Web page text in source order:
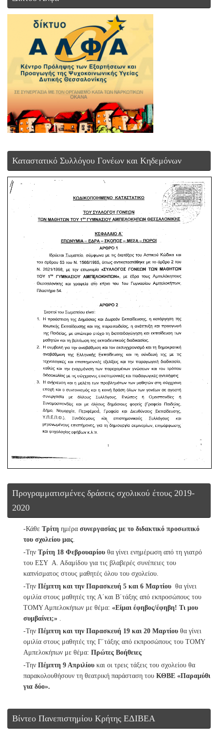
Καταστατικό Συλλόγου Γονέων και Κηδεμόνων
Προγραμματισμένες δράσεις σχολικού έτους 2019-
2020
-Κάθε Τρίτη ημέρα συνεργασίας με το διδακτικό προσωπικό
του σχολείου μας.
-Την Τρίτη 18 Φεβρουαρίου θα γίνει ενημέρωση από τη γιατρό
του ΕΣΥ Α. Αδαμίδου για τις βλαβερές συνέπειες του
καπνίσματος στους μαθητές όλου του σχολείου.
-Την Πέμπτη και την Παρασκευή 5 και 6 Μαρτίου θα γίνει
ομιλία στους μαθητές της Α΄και Β΄τάξης από εκπροσώπους του
ΤΟΜΥ Αμπελοκήπων με θέμα: «Είμαι έφηβος/έφηβη! Τι μου
συμβαίνει;» .
-Την Πέμπτη και την Παρασκευή 19 και 20 Μαρτίου θα γίνει
ομιλία στους μαθητές της Γ΄τάξης από εκπροσώπους του ΤΟΜΥ
Αμπελοκήπων με θέμα: Πρώτες Βοήθειες
-Την Πέμπτη 9 Απριλίου και οι τρεις τάξεις του σχολείου θα
παρακολουθήσουν τη θεατρική παράσταση του ΚΘΒΕ «Παραμύθι
για δύο».
Βίντεο Πανεπιστημίου Κρήτης ΕΔΙΒΕΑ